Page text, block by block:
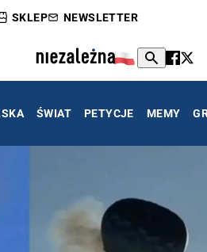
SKLEP NEWSLETTER
ŚWIAT PETYCJE MEMY